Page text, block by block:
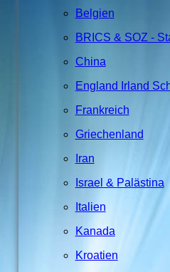
Belgien
BRICS & SOZ -
China
England Irland
Frankreich
Griechenland
Iran
Israel & Palästina
Italien
Kanada
Kroatien